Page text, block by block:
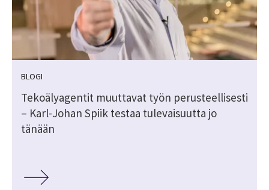
BLOGI
Tekoälyagentit muuttavat työn perusteellisesti
– Karl-Johan Spiik testaa tulevaisuutta jo
tänään